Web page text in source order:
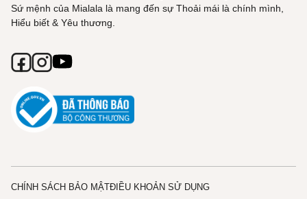
Sứ mệnh của Mialala là mang đến sự Thoải mái là chính mình,
Hiểu biết & Yêu thương.
CHÍNH SÁCH BẢO MẬTĐIỀU KHOẢN SỬ DỤNG